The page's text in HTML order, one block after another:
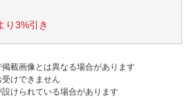
り3%引き
載画像とは異なる場合があります
けできません
けられている場合があります